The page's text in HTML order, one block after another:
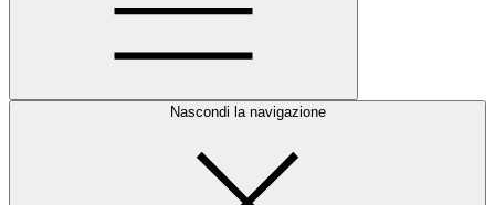
Nascondi la navigazione